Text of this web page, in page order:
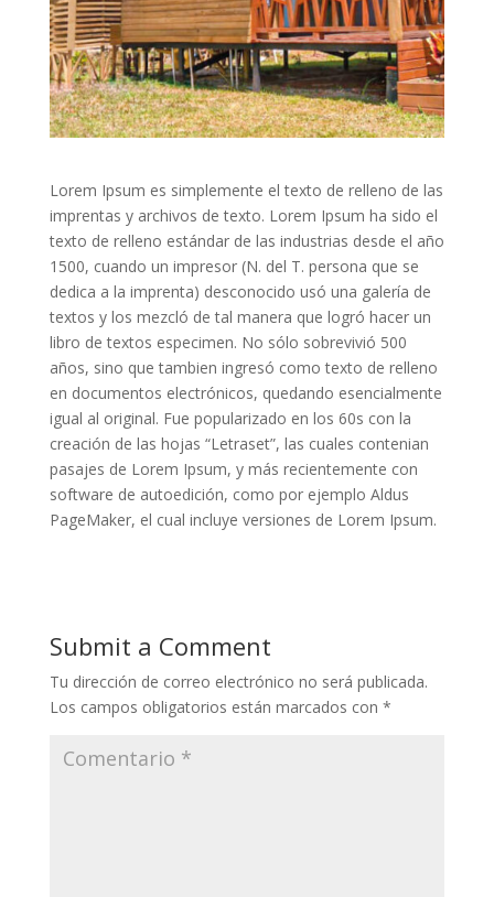
Lorem Ipsum es simplemente el texto de relleno de las
imprentas y archivos de texto. Lorem Ipsum ha sido el
texto de relleno estándar de las industrias desde el año
1500, cuando un impresor (N. del T. persona que se
dedica a la imprenta) desconocido usó una galería de
textos y los mezcló de tal manera que logró hacer un
libro de textos especimen. No sólo sobrevivió 500
años, sino que tambien ingresó como texto de relleno
en documentos electrónicos, quedando esencialmente
igual al original. Fue popularizado en los 60s con la
creación de las hojas “Letraset”, las cuales contenian
pasajes de Lorem Ipsum, y más recientemente con
software de autoedición, como por ejemplo Aldus
PageMaker, el cual incluye versiones de Lorem Ipsum.
Submit a Comment
Tu dirección de correo electrónico no será publicada.
Los campos obligatorios están marcados con *